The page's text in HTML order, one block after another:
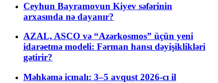
Ceyhun Bayramovun Kiyev səfərinin
arxasında nə dayanır?
AZAL, ASCO və “Azərkosmos” üçün yeni
idarəetmə modeli: Fərman hansı dəyişiklikləri
gətirir?
Məhkəmə icmalı: 3–5 avqust 2026-cı il